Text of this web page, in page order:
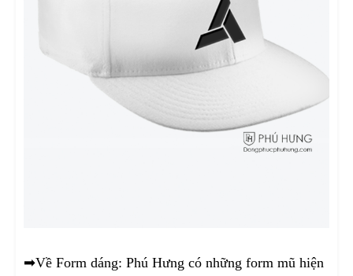
➡Về Form dáng: Phú Hưng có những form mũ hiện